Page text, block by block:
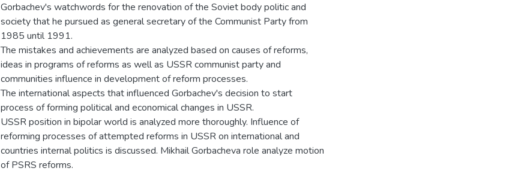
Gorbachev's watchwords for the renovation of the Soviet body politic and
society that he pursued as general secretary of the Communist Party from
1985 until 1991.
The mistakes and achievements are analyzed based on causes of reforms,
ideas in programs of reforms as well as USSR communist party and
communities influence in development of reform processes.
The international aspects that influenced Gorbachev's decision to start
process of forming political and economical changes in USSR.
USSR position in bipolar world is analyzed more thoroughly. Influence of
reforming processes of attempted reforms in USSR on international and
countries internal politics is discussed. Mikhail Gorbacheva role analyze motion
of PSRS reforms.